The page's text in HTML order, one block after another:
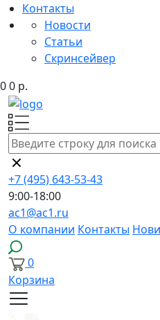
Контакты
Новости
Статьи
Скринсейвер
00 р.
+7 (495) 643-53-43
9:00-18:00
ac1@ac1.ru
О компании Контакты
0
Корзина